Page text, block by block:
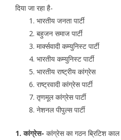
दिया जा रहा है-
भारतीय जनता पार्टी
बहुजन समाज पार्टी
मार्क्सवादी कम्युनिस्ट पार्टी
भारतीय कम्युनिस्ट पार्टी
भारतीय राष्ट्रीय कांग्रेस
राष्ट्रवादी कांग्रेस पार्टी
तृणमूल कांग्रेस पार्टी
नेशनल पीपुल्स पार्टी
1. कांग्रेस- कांग्रेस का गठन ब्रिटिश